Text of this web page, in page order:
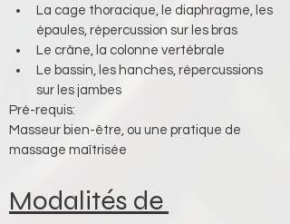
La cage thoracique, le diaphragme, les
épaules, répercussion sur les bras
Le crâne, la colonne vertébrale
Le bassin, les hanches, répercussions
sur les jambes
Pré-requis:
Masseur bien-être, ou une pratique de
massage maîtrisée
Modalités de